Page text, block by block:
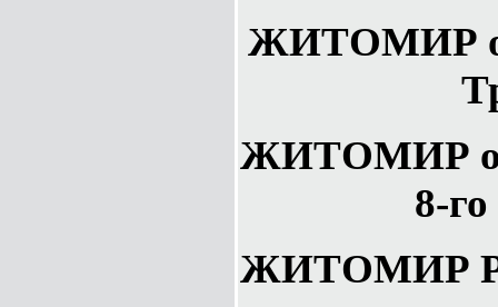
ЖИТОМИР
ЖИТОМИР
8-
ЖИТОМИР